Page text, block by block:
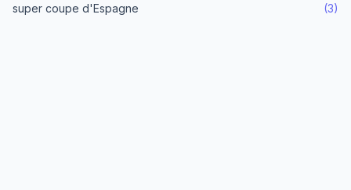
super coupe d'Espagne
(3)